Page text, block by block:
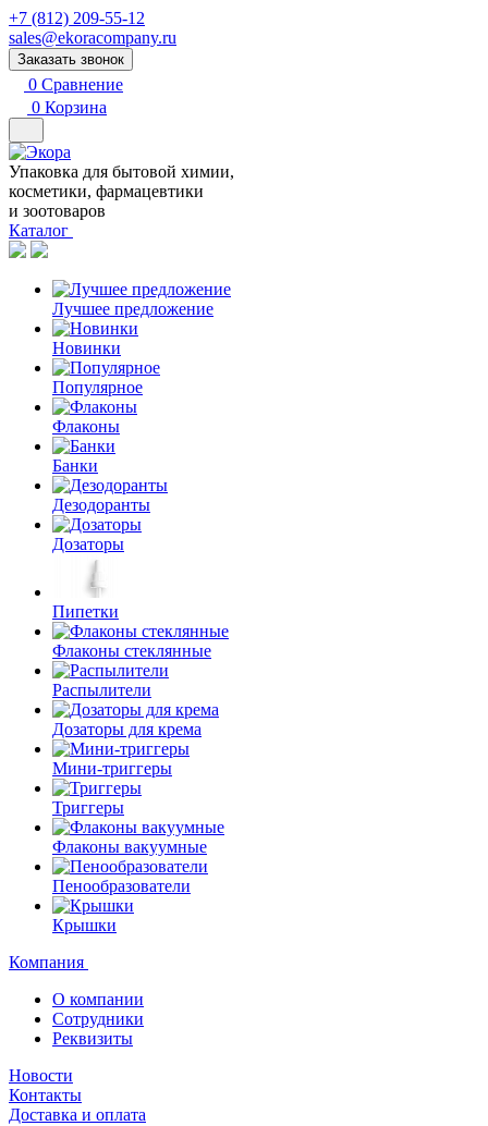
+7 (812) 209-55-12
sales@ekoracompany.ru
Заказать звонок
0 Сравнение
0 Корзина
Упаковка для бытовой химии,
косметики, фармацевтики
и зоотоваров
Каталог
Лучшее предложение
Новинки
Популярное
Флаконы
Банки
Дезодоранты
Дозаторы
Пипетки
Флаконы стеклянные
Распылители
Дозаторы для крема
Мини-триггеры
Триггеры
Флаконы вакуумные
Пенообразователи
Крышки
Компания
О компании
Сотрудники
Реквизиты
Новости
Контакты
Доставка и оплата